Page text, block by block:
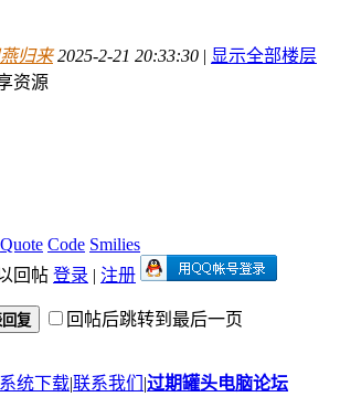
归来2025-2-21 20:33:30 | 显示全部楼层
资源
Quote Code Smilies
回帖 登录 | 注册
复 回帖后跳转到最后一页
统下载|联系我们 |过期罐头电脑论坛